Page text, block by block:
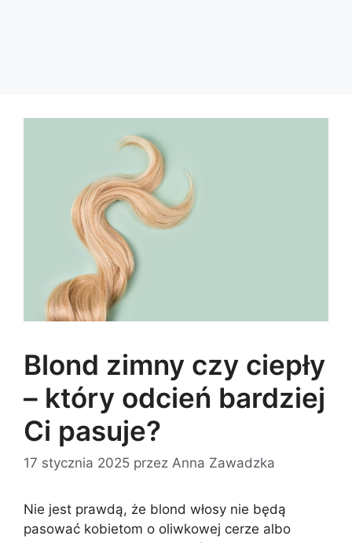
Blond zimny czy ciepły
– który odcień bardziej
Ci pasuje?
17 stycznia 2025 przez Anna Zawadzka
Nie jest prawdą, że blond włosy nie będą
pasować kobietom o oliwkowej cerze albo